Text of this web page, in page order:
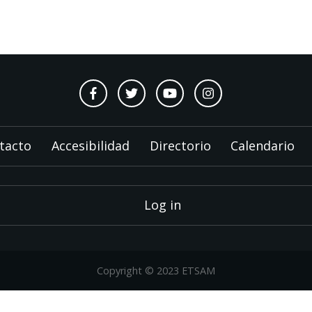
Accesibilidad Directorio Calendario
Log in
Copyright © 2023 ETSAM